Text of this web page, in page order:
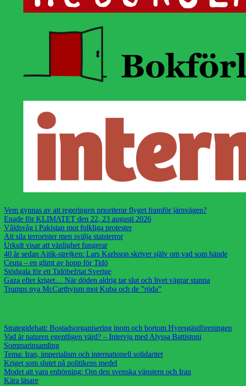
Vem gynnas av att regeringen prioriterar flyget framför järnvägen?
Enade för KLIMATET den 22, 23 augusti 2026
Våldsvåg i Pakistan mot folkliga protester
Att sila terrorister men svälja statsterror
Urkult visar att vänlighet fungerar
40 år sedan Aitik-strejken: Lars Karlsson skriver själv om vad som hände
Ceuta – en glimt av hopp för Tidö
Stödgala för ett Tidöbefriat Sverige
Gaza efter kriget… När döden aldrig tar slut och livet vägrar stanna
Trumps nya McCarthyism mot Kuba och de ”röda”
Strategidebatt: Bostadsorganisering inom och bortom Hyresgästföreningen
Vad är naturen egentligen värd? – Intervju med Alyssa Battistoni
Sommarinsamling
Tema: Iran, imperialism och internationell solidaritet
Kriget som slutet på politikens medel
Modet att vara enhörning: Om den svenska vänstern och Iran
Kära läsare